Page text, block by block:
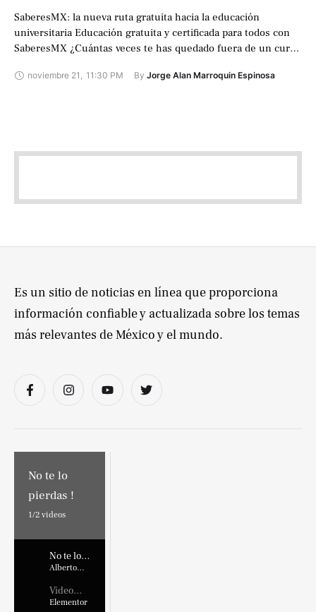
SaberesMX: la nueva ruta gratuita hacia la educación
universitaria Educación gratuita y certificada para todos con
SaberesMX ¿Cuántas veces te has quedado fuera de un curso
noviembre 21 , 11:30 PM By Jorge Alan Marroquin Espinosa
No te lo
pierdas !
1/2 videos
No te lo
pierdas !
Alberto
Video
Placehold
Elementor
Es un sitio de noticias en línea que proporciona
información confiable y actualizada sobre los temas
más relevantes de México y el mundo.